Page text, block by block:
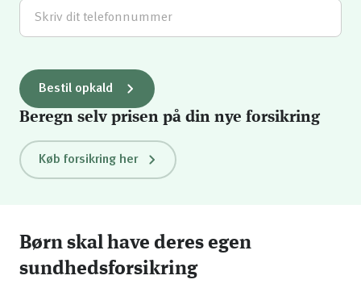
Bestil opkald
Beregn selv prisen på din nye forsikring
Køb forsikring her
Børn skal have deres egen
sundhedsforsikring